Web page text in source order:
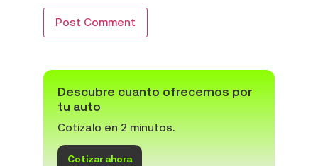
Descubre cuanto ofrecemos por
tu auto
Cotizalo en 2 minutos.
Cotizar ahora